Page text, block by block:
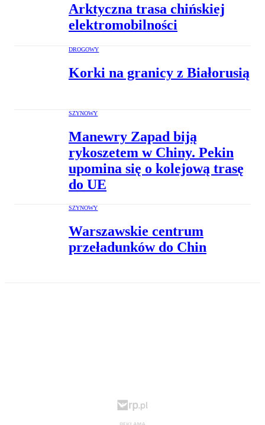
Arktyczna trasa chińskiej
elektromobilności
DROGOWY
Korki na granicy z Białorusią
SZYNOWY
Manewry Zapad biją
rykoszetem w Chiny. Pekin
upomina się o kolejową trasę
do UE
SZYNOWY
Warszawskie centrum
przeładunków do Chin